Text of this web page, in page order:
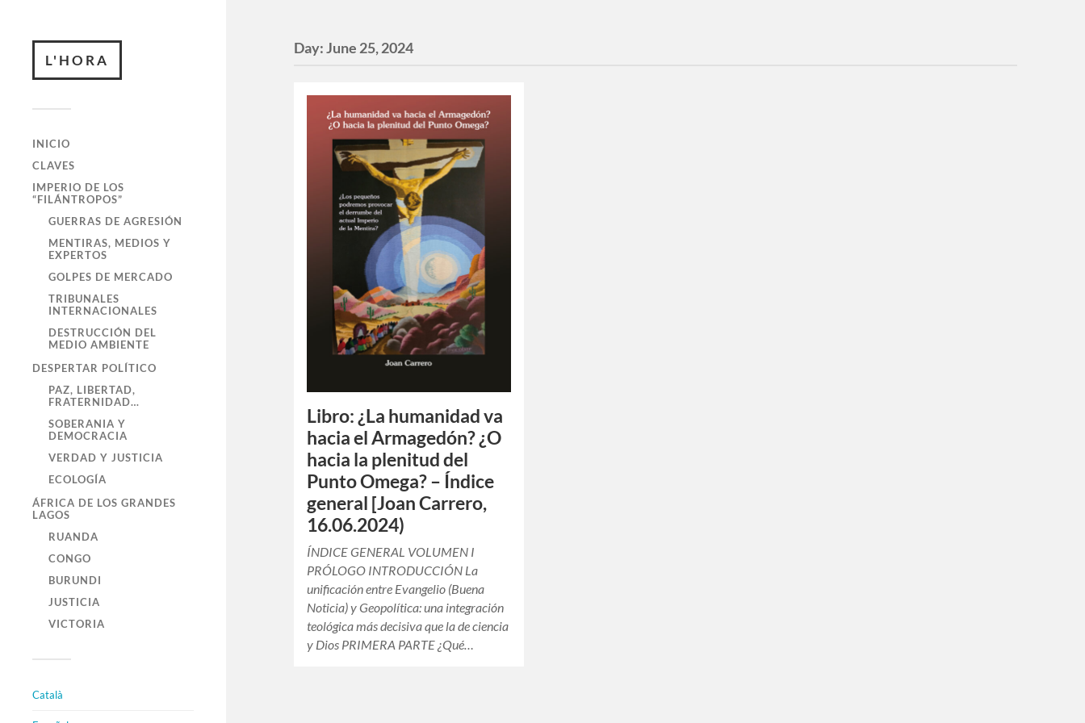
L'HORA
INICIO
CLAVES
IMPERIO DE LOS
“FILÁNTROPOS”
GUERRAS DE AGRESIÓN
MENTIRAS, MEDIOS Y
EXPERTOS
GOLPES DE MERCADO
TRIBUNALES
INTERNACIONALES
DESTRUCCIÓN DEL
MEDIO AMBIENTE
DESPERTAR POLÍTICO
PAZ, LIBERTAD,
FRATERNIDAD…
SOBERANIA Y
DEMOCRACIA
VERDAD Y JUSTICIA
ECOLOGÍA
ÁFRICA DE LOS GRANDES
LAGOS
RUANDA
CONGO
BURUNDI
JUSTICIA
VICTORIA
Català
Day:June 25, 2024
Libro: ¿La humanidad va
hacia el Armagedón? ¿O
hacia la plenitud del
Punto Omega? – Índice
general [Joan Carrero,
16.06.2024)
ÍNDICE GENERAL VOLUMEN I
PRÓLOGO INTRODUCCIÓN La
unificación entre Evangelio (Buena
Noticia) y Geopolítica: una integración
teológica más decisiva que la de ciencia
y Dios PRIMERA PARTE ¿Qué…